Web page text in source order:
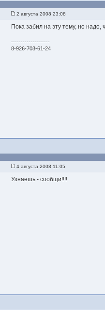
2 августа 2008 23:08
Пока забил на эту тему, но надо,
--------------------
8-926-703-61-24
4 августа 2008 11:05
Узнаешь - сообщи!!!!